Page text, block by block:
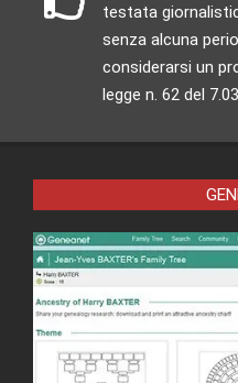
testata
senza alcuna
considerarsi un
legge n. 62 del